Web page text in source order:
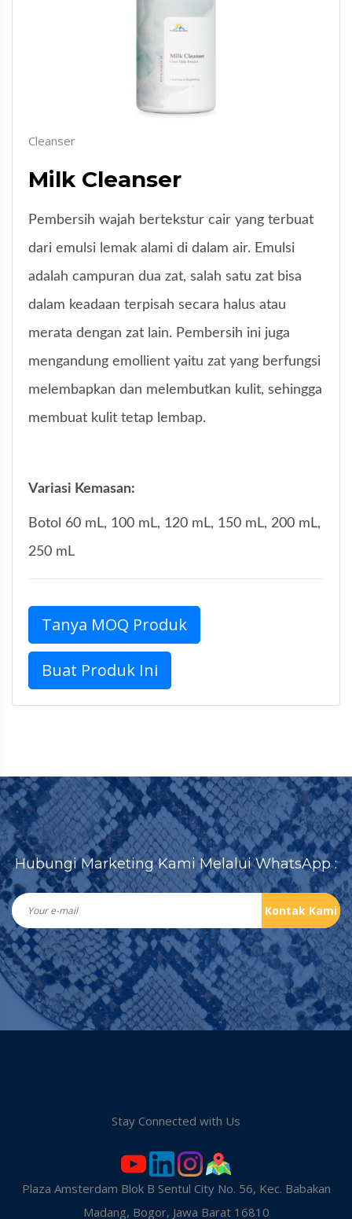
Cleanser
Milk Cleanser
Pembersih wajah bertekstur cair yang terbuat
dari emulsi lemak alami di dalam air. Emulsi
adalah campuran dua zat, salah satu zat bisa
dalam keadaan terpisah secara halus atau
merata dengan zat lain. Pembersih ini juga
mengandung emollient yaitu zat yang berfungsi
melembapkan dan melembutkan kulit, sehingga
membuat kulit tetap lembap.
Variasi Kemasan:
Botol 60 mL, 100 mL, 120 mL, 150 mL, 200 mL,
250 mL
Tanya MOQ Produk
Buat Produk Ini
Hubungi Marketing Kami Melalui WhatsApp :
Kontak Kami
Stay Connected with Us
Plaza Amsterdam Blok B Sentul City No. 56, Kec. Babakan
Madang, Bogor, Jawa Barat 16810